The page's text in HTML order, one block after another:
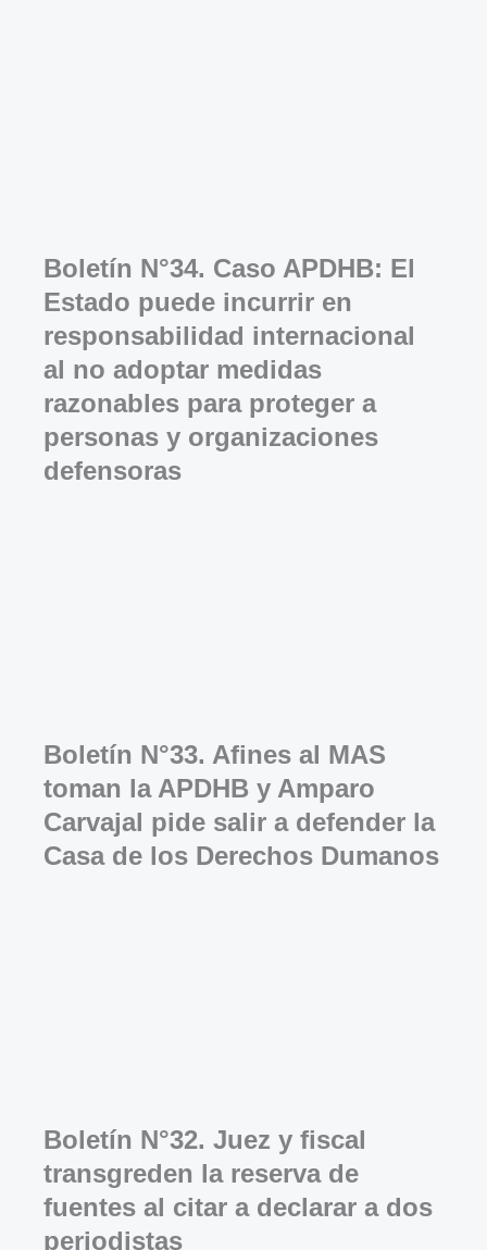
Boletín N°34. Caso APDHB: El
Estado puede incurrir en
responsabilidad internacional
al no adoptar medidas
razonables para proteger a
personas y organizaciones
defensoras
Boletín N°33. Afines al MAS
toman la APDHB y Amparo
Carvajal pide salir a defender la
Casa de los Derechos Dumanos
Boletín N°32. Juez y fiscal
transgreden la reserva de
fuentes al citar a declarar a dos
periodistas